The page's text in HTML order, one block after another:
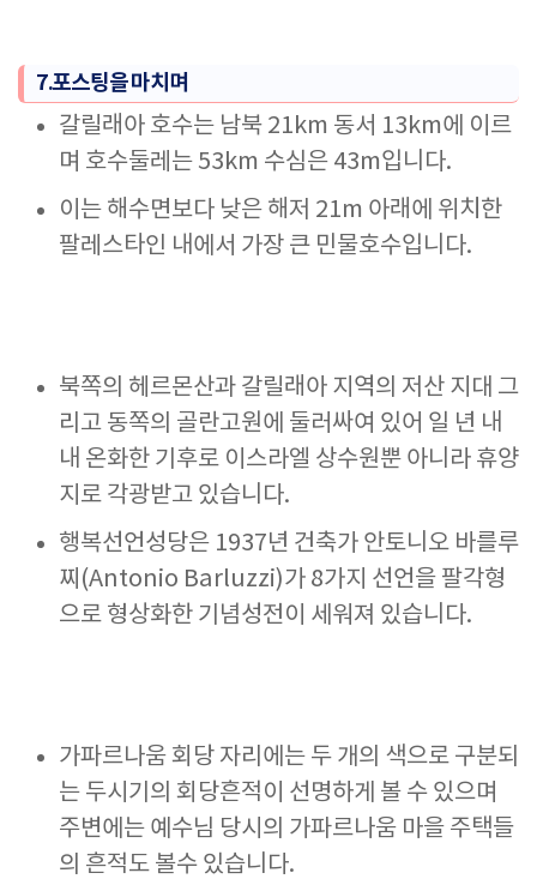
7.포스팅을 마치며
갈릴래아 호수는 남북 21km 동서 13km에 이르
며 호수둘레는 53km 수심은 43m입니다.
이는 해수면보다 낮은 해저 21m 아래에 위치한
팔레스타인 내에서 가장 큰 민물호수입니다.
북쪽의 헤르몬산과 갈릴래아 지역의 저산 지대 그
리고 동쪽의 골란고원에 둘러싸여 있어 일 년 내
내 온화한 기후로 이스라엘 상수원뿐 아니라 휴양
지로 각광받고 있습니다.
행복선언성당은 1937년 건축가 안토니오 바를루
찌(Antonio Barluzzi)가 8가지 선언을 팔각형
으로 형상화한 기념성전이 세워져 있습니다.
가파르나움 회당 자리에는 두 개의 색으로 구분되
는 두시기의 회당흔적이 선명하게 볼 수 있으며
주변에는 예수님 당시의 가파르나움 마을 주택들
의 흔적도 볼수 있습니다.